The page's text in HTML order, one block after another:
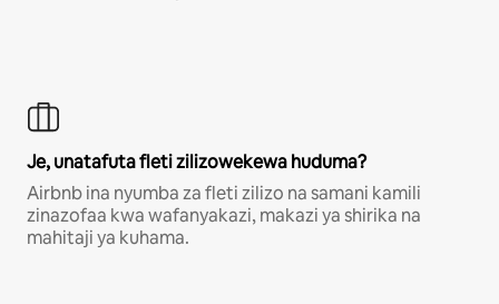
Je, unatafuta fleti zilizowekewa huduma?
Airbnb ina nyumba za fleti zilizo na samani kamili
zinazofaa kwa wafanyakazi, makazi ya shirika na
mahitaji ya kuhama.